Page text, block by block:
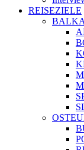
REISEZIELE